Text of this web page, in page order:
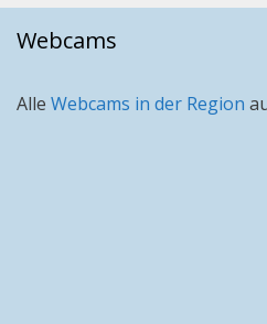
Webcams
Alle Webcams in der Region